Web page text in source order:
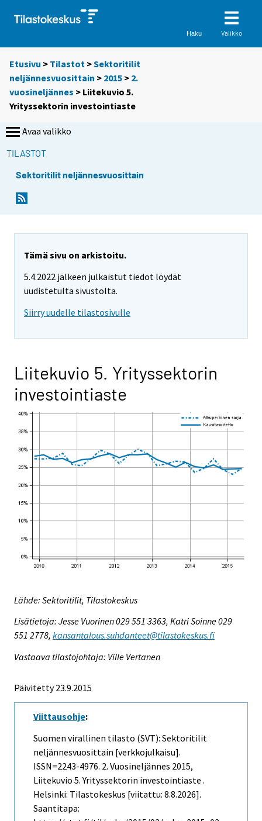
Haku Valikko
Etusivu > Tilastot >Sektoritilit
neljännesvuosittain > 2015 > 2.
vuosineljännes > Liitekuvio 5.
Yrityssektorin investointiaste
Avaa valikko
TILASTOT
Sektoritilit neljännesvuosittain
Tämä sivu on arkistoitu.
5.4.2022 jälkeen julkaistut tiedot löydät
uudistetulta sivustolta.
Siirry uudelle tilastosivulle
Liitekuvio 5. Yrityssektorin
investointiaste
Lähde: Sektoritilit, Tilastokeskus
Lisätietoja: Jesse Vuorinen 029 551 3363, Katri Soinne 029
551 2778, kansantalous.suhdanteet@tilastokeskus.fi
Vastaava tilastojohtaja: Ville Vertanen
Päivitetty 23.9.2015
Viittausohje:
Suomen virallinen tilasto (SVT): Sektoritilit
neljännesvuosittain [verkkojulkaisu].
ISSN=2243-4976. 2. Vuosineljännes 2015,
Liitekuvio 5. Yrityssektorin investointiaste .
Helsinki: Tilastokeskus [viitattu: 8.8.2026].
Saantitapa: